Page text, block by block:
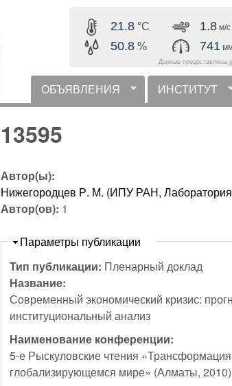
содержанию
21.8 °C
50.8 %
1.8 м/с
741
Данные предоставлены
горизонтальное меню
ОБЪЯВЛЕНИЯ ИНСТИТУТ
13595
Автор(ы):
Нижегородцев Р. М. (ИПУ РАН,
Автор(ов): 1
Скрыть
Параметры публикации
Тип публикации: Пленарный доклад
Название:
Современный экономический кризис:
институциональный анализ
Наименование конференции:
5-е Рыскуловские чтения
глобализирующемся мире» (Алматы, 2010)